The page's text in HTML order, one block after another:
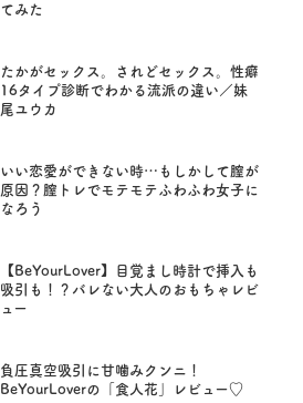
てみた
たかがセックス。されどセックス。性癖
16タイプ診断でわかる流派の違い／妹
尾ユウカ
いい恋愛ができない時…もしかして膣が
原因？膣トレでモテモテふわふわ女子に
なろう
【BeYourLover】目覚まし時計で挿入も
吸引も！？バレない大人のおもちゃレビ
ュー
負圧真空吸引に甘噛みクンニ！
BeYourLoverの「食人花」レビュー♡